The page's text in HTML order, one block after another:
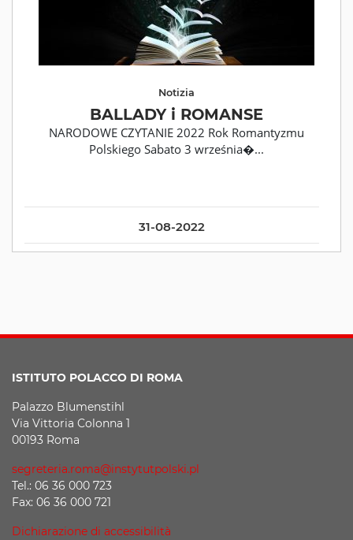
31-08-2022
Notizia
BALLADY i ROMANSE
NARODOWE CZYTANIE 2022 Rok Romantyzmu
Polskiego Sabato 3 września�...
ISTITUTO POLACCO DI ROMA
Palazzo Blumenstihl
Via Vittoria Colonna 1
00193 Roma
segreteria.roma@instytutpolski.pl
Tel.: 06 36 000 723
Fax: 06 36 000 721
Dichiarazione di accessibilità